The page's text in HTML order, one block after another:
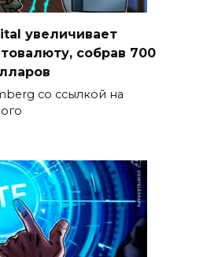
увеличивает
собрав 700
со ссылкой на